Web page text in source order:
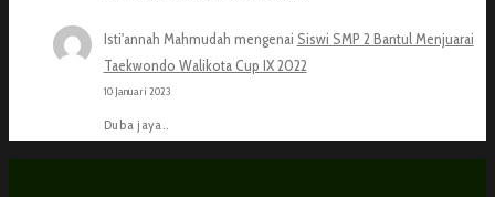
Isti'annah Mahmudah mengenai Siswi SMP 2 Bantul Menjuarai
Taekwondo Walikota Cup IX 2022
10 Januari 2023
Duba jaya..